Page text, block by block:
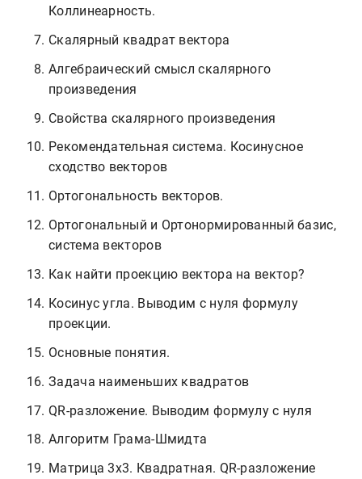
Коллинеарность.
Скалярный квадрат вектора
Алгебраический смысл скалярного
произведения
Свойства скалярного произведения
Рекомендательная система. Косинусное
сходство векторов
Ортогональность векторов.
Ортогональный и Ортонормированный базис,
система векторов
Как найти проекцию вектора на вектор?
Косинус угла. Выводим с нуля формулу
проекции.
Основные понятия.
Задача наименьших квадратов
QR-разложение. Выводим формулу с нуля
Алгоритм Грама-Шмидта
Матрица 3х3. Квадратная. QR-разложение